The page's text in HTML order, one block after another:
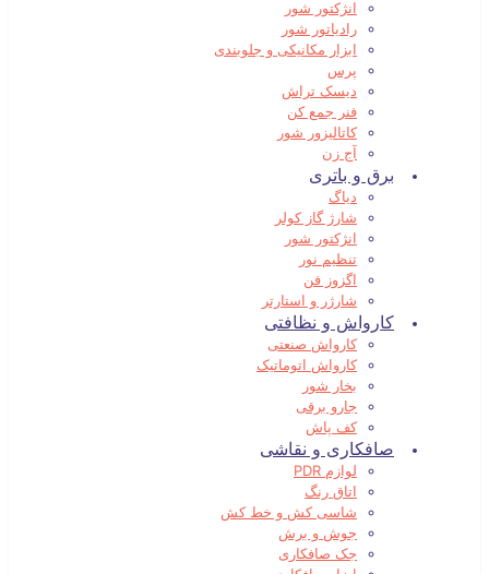
انژکتور شور
رادیاتور شور
ابزار مکانیکی و جلوبندی
پرس
دیسک تراش
فنر جمع کن
کاتالیزور شور
آج زن
برق و باتری
دیاگ
شارژ گاز کولر
انژکتور شور
تنظیم نور
اگزوز فن
شارژر و استارتر
کارواش و نظافتی
کارواش صنعتی
کارواش اتوماتیک
بخار شور
جارو برقی
کف پاش
صافکاری و نقاشی
لوازم PDR
اتاق رنگ
شاسی کش و خط کش
جوش و برش
جک صافکاری